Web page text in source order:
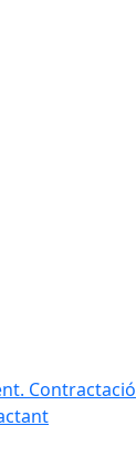
Contractació